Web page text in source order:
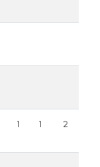
1 1 2